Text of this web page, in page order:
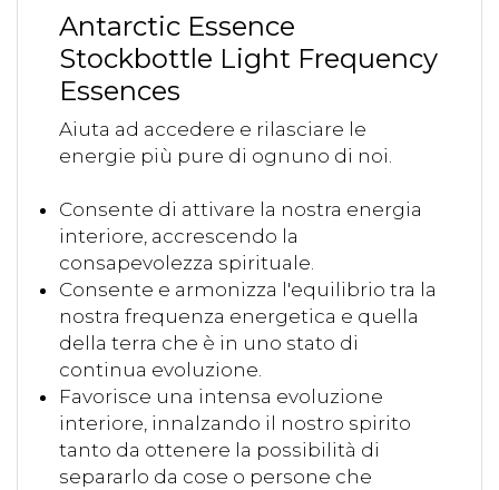
Antarctic Essence
Stockbottle Light Frequency
Essences
Aiuta ad accedere e rilasciare le
energie più pure di ognuno di noi.
Consente di attivare la nostra energia
interiore, accrescendo la
consapevolezza spirituale.
Consente e armonizza l'equilibrio tra la
nostra frequenza energetica e quella
della terra che è in uno stato di
continua evoluzione.
Favorisce una intensa evoluzione
interiore, innalzando il nostro spirito
tanto da ottenere la possibilità di
separarlo da cose o persone che